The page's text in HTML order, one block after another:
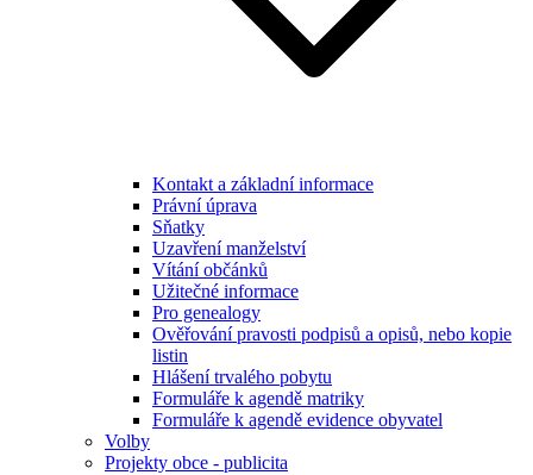
Kontakt a základní informace
Právní úprava
Sňatky
Uzavření manželství
Vítání občánků
Užitečné informace
Pro genealogy
Ověřování pravosti podpisů a opisů, nebo kopie
listin
Hlášení trvalého pobytu
Formuláře k agendě matriky
Formuláře k agendě evidence obyvatel
Volby
Projekty obce - publicita